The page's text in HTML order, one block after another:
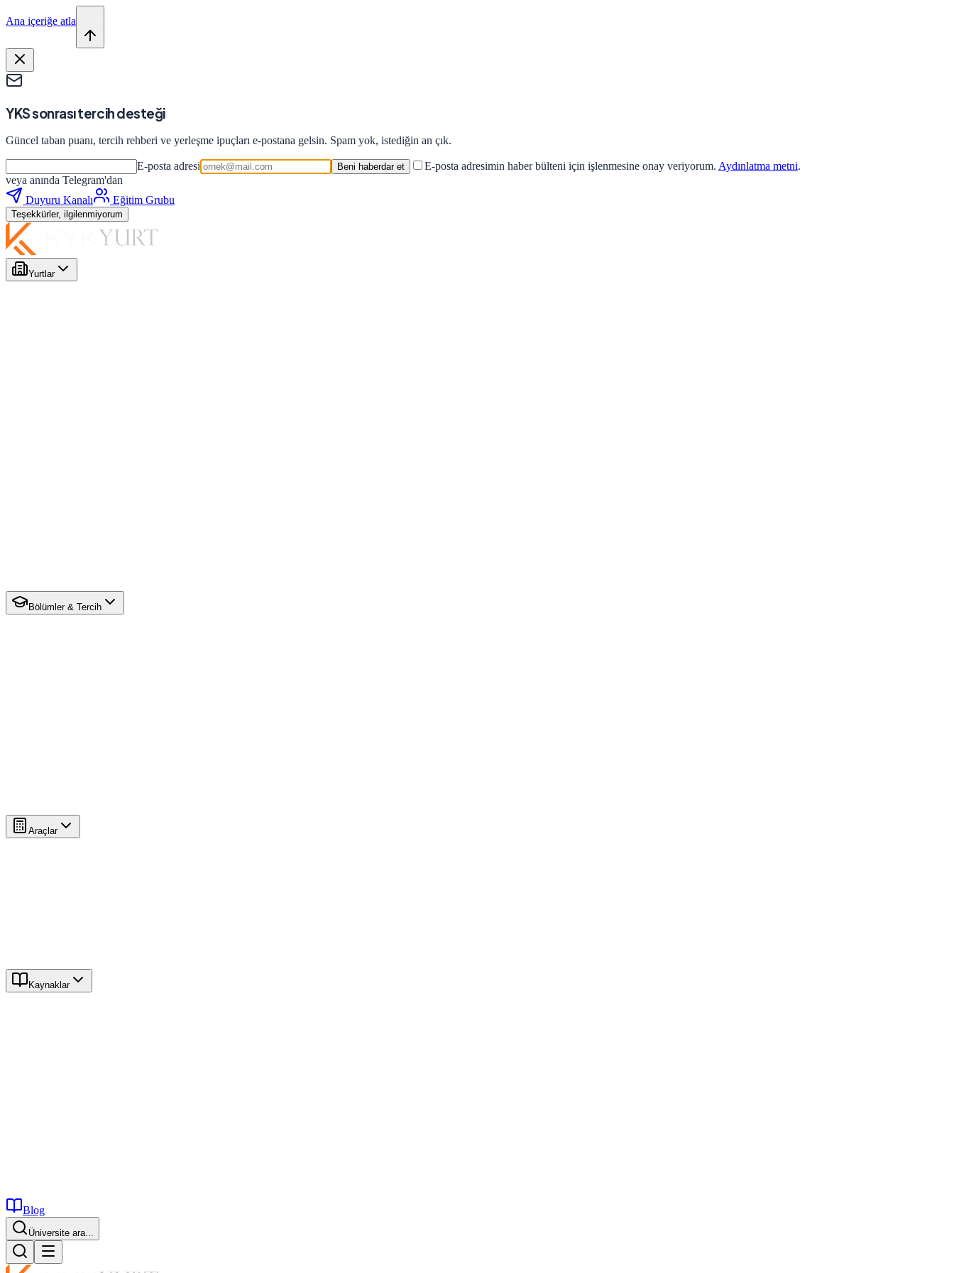
Ana içeriğe atla
YKS sonrası tercih desteği
Güncel taban puanı, tercih rehberi ve yerleşme ipuçları e-postana gelsin. Spam yok, istediğin an çık.
E-posta adresi Beni haberdar et E-posta adresimin haber bülteni için işlenmesine onay veriyorum. Aydınlatma metni.
veya anında Telegram'dan
Duyuru Kanalı
Eğitim Grubu
Teşekkürler, ilgilenmiyorum
Yurtlar
Bölümler & Tercih
Araçlar
Kaynaklar
Blog
Üniversite ara...